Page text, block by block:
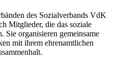
des Sozialverbands VdK
Mitglieder, die das soziale
Sie organisieren gemeinsame
mit ihrem ehrenamtlichen